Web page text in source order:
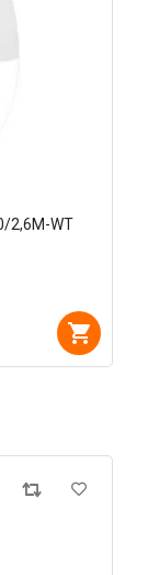
2,6M-WT